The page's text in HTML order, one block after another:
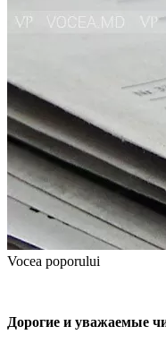
Vocea poporului
Дорогие и уважаемые